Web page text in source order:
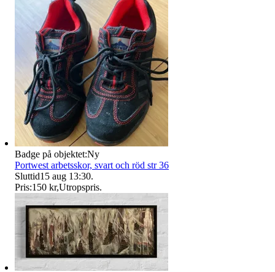
Badge på objektet:Ny
Portwest arbetsskor, svart och röd str 36
Sluttid15 aug 13:30.
Pris:150 kr,Utropspris.